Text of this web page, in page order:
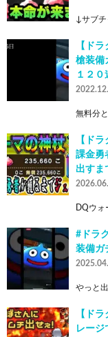
↓サブ
【ド
槍装備
１２０
無料分
【ド
課金勇
出すま
DQウ
#ドラ
装備ガ
やっと
【ド
レージ